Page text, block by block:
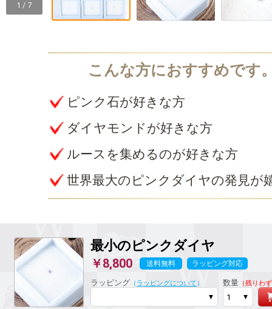
1 / 7
ピンク石が好きな方
ダイヤモンドが好きな方
ルースを集めるのが好きな方
世界最大のピンクダイヤの発見が
最小のピンクダイヤ
￥8,800 送料無料 ラッピング対応
ラッピング （ ラッピングについて ） 数量（残りわ